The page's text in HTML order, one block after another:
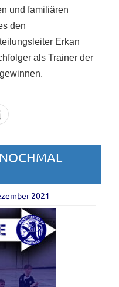
und familiären
den
Erkan
als Trainer der
2021